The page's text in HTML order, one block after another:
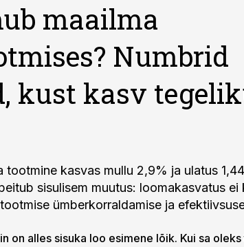
maailma
Numbrid
kust kasv
tootmine kasvas mullu 2,9% ja ulatus
sisulisem muutus: loomakasvatus ei
ümberkorraldamise ja
on alles sisuka loo esimene lõik. Kui sa